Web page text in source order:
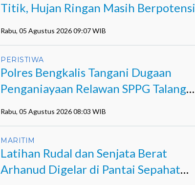
Titik, Hujan Ringan Masih Berpotensi
Rabu, 05 Agustus 2026 09:07 WIB
PERISTIWA
Polres Bengkalis Tangani Dugaan
Penganiayaan Relawan SPPG Talang
Rabu, 05 Agustus 2026 08:03 WIB
MARITIM
Latihan Rudal dan Senjata Berat
Arhanud Digelar di Pantai Sepahat